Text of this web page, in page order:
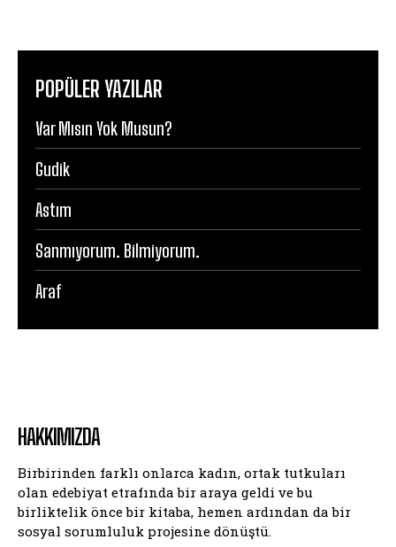
POPÜLER YAZILAR
Var Mısın Yok Musun?
Gudik
Astım
Sanmıyorum. Bilmiyorum.
Araf
HAKKIMIZDA
Birbirinden farklı onlarca kadın, ortak tutkuları
olan edebiyat etrafında bir araya geldi ve bu
birliktelik önce bir kitaba, hemen ardından da bir
sosyal sorumluluk projesine dönüştü.